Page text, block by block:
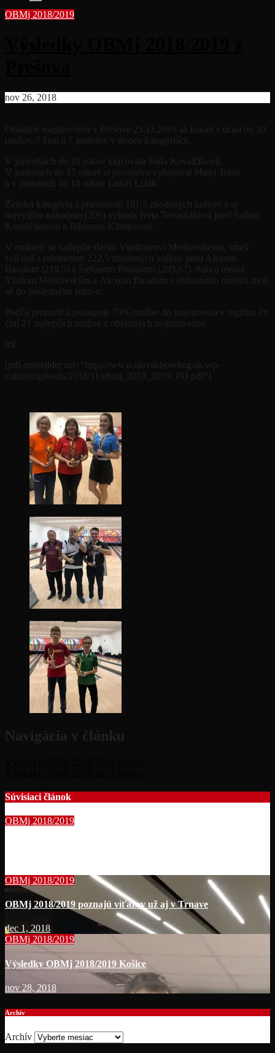
OBMj 2018/2019
nov 26, 2018
Oblastné majstrovstvá v Prešove 25.11.2018 sa konali s účasťou 30
mužov, 7 žien a 7 juniorov v dvoch kategóriách.
V juniorkách do 18 rokov kraľovala Soňa Kovalčíková.
V junioroch do 15 rokov si prvenstvo vybojoval Matej Tobis
a v junioroch do 18 rokov Lukáš Lizák.
Ženskú kategóriu s priemerom 181,5 zhodených kolkov a aj
najvyšším náhodom (209) vyhrala Iveta Tovarňáková pred Soňou
Kovalčíkovou a Bibianou Klimkovou.
V mužoch sa najlepšie darilo Vladimírovi Merkovskému, ktorý
zvíťazil s priemerom 222,5 zhodených kolkov pred Alexom
Basalom (219,5) a Štefanom Pristašom (205,67). Súboj medzi
Vladom Merkovským a Alexom Basalom o oblastného majstra trval
až do posledného fram-u.
Podľa propozícií postupuje 70% mužov do majstrovstiev regiónu čo
činí 21 najlepších mužov z oblastných majstrovstiev.
mf
[pdf-embedder url=“https://www.slovakbowling.sk/wp-
content/uploads/2018/11/obmj_2018_2019_PO.pdf“]
Navigácia v článku
Súvisiaci článok
OBMj 2018/2019
OBMj 2018/2019
OBMj 2018/2019 poznajú víťazov už aj v Trnave
dec 1, 2018
OBMj 2018/2019
Výsledky OBMj 2018/2019 Košice
nov 28, 2018
Archív
Archív